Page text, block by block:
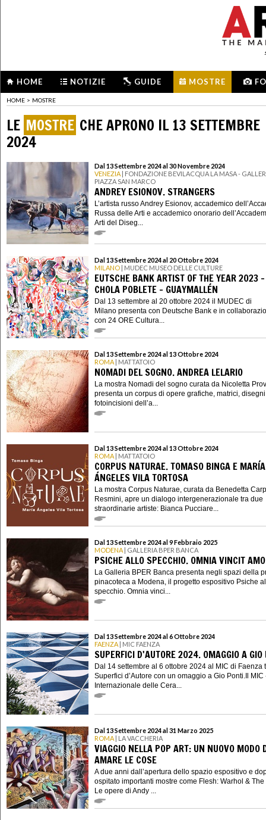
HOME NOTIZIE GUIDE MOSTRE
HOME > MOSTRE
LE MOSTRE CHE APRONO IL 13 SETTEMBRE
2024
Dal 13 Settembre 2024 al 30 Novembre 2024
VENEZIA | FONDAZIONE BEVILACQUA LA MASA -
PIAZZA SAN MARCO
ANDREY ESIONOV. STRANGERS
L’artista russo Andrey Esionov, accademico
Russa delle Arti e accademico onorario
Arti del Diseg...
Dal 13 Settembre 2024 al 20 Ottobre 2024
MILANO | MUDEC MUSEO DELLE CULTURE
EUTSCHE BANK ARTIST OF THE YEAR 2023
CHOLA POBLETE – GUAYMALLÉN
Dal 13 settembre al 20 ottobre 2024 il MUDEC di
Milano presenta con Deutsche Bank e in
con 24 ORE Cultura...
Dal 13 Settembre 2024 al 13 Ottobre 2024
ROMA | MATTATOIO
NOMADI DEL SOGNO. ANDREA LELARIO
La mostra Nomadi del sogno curata da Nicoletta
presenta un corpus di opere grafiche, matrici,
fotoincisioni dell’a...
Dal 13 Settembre 2024 al 13 Ottobre 2024
ROMA | MATTATOIO
CORPUS NATURAE. TOMASO BINGA E MARÍA
ÁNGELES VILA TORTOSA
La mostra Corpus Naturae, curata da Benedetta
Resmini, apre un dialogo intergenerazionale tra due
straordinarie artiste: Bianca Pucciare...
Dal 13 Settembre 2024 al 9 Febbraio 2025
MODENA | GALLERIA BPER BANCA
PSICHE ALLO SPECCHIO. OMNIA VINCIT
La Galleria BPER Banca presenta negli spazi della
pinacoteca a Modena, il progetto espositivo Psiche
specchio. Omnia vinci...
Dal 13 Settembre 2024 al 6 Ottobre 2024
FAENZA | MIC FAENZA
SUPERFICI D'AUTORE 2024. OMAGGIO A GIO
Dal 14 settembre al 6 ottobre 2024 al MIC di Faenza
Superfici d’Autore con un omaggio a Gio Ponti.Il MIC
Internazionale delle Cera...
Dal 13 Settembre 2024 al 31 Marzo 2025
ROMA | LA VACCHERIA
VIAGGIO NELLA POP ART: UN NUOVO MODO
AMARE LE COSE
A due anni dall’apertura dello spazio espositivo e
ospitato importanti mostre come Flesh: Warhol & The
Le opere di Andy ...